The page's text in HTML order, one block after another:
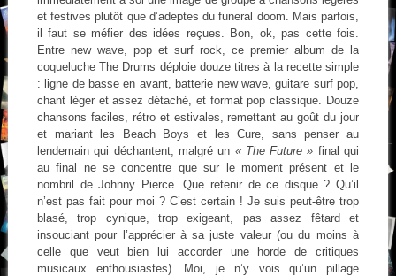
et festives plutôt que d’adeptes du funeral doom. Mais parfois,
il faut se méfier des idées reçues. Bon, ok, pas cette fois.
Entre new wave, pop et surf rock, ce premier album de la
coqueluche The Drums déploie douze titres à la recette simple
: ligne de basse en avant, batterie new wave, guitare surf pop,
chant léger et assez détaché, et format pop classique. Douze
chansons faciles, rétro et estivales, remettant au goût du jour
et mariant les Beach Boys et les Cure, sans penser au
lendemain qui déchantent, malgré un « The Future » final qui
au final ne se concentre que sur le moment présent et le
nombril de Johnny Pierce. Que retenir de ce disque ? Qu’il
n’est pas fait pour moi ? C’est certain ! Je suis peut-être trop
blasé, trop cynique, trop exigeant, pas assez fêtard et
insouciant pour l’apprécier à sa juste valeur (ou du moins à
celle que veut bien lui accorder une horde de critiques
musicaux enthousiastes). Moi, je n’y vois qu’un pillage